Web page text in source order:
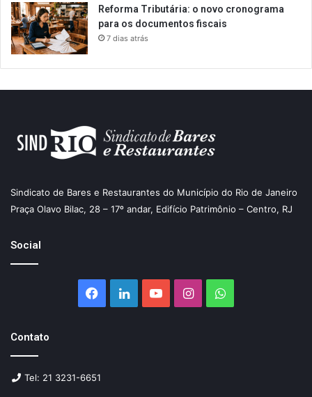
Reforma Tributária: o novo cronograma
para os documentos fiscais
7 dias atrás
Sindicato de Bares e Restaurantes do Município do Rio de Janeiro
Praça Olavo Bilac, 28 – 17º andar, Edifício Patrimônio – Centro, RJ
Social
Facebook
LinkedinYouTubeInstagramWhatsApp
Contato
Tel: 21 3231-6651